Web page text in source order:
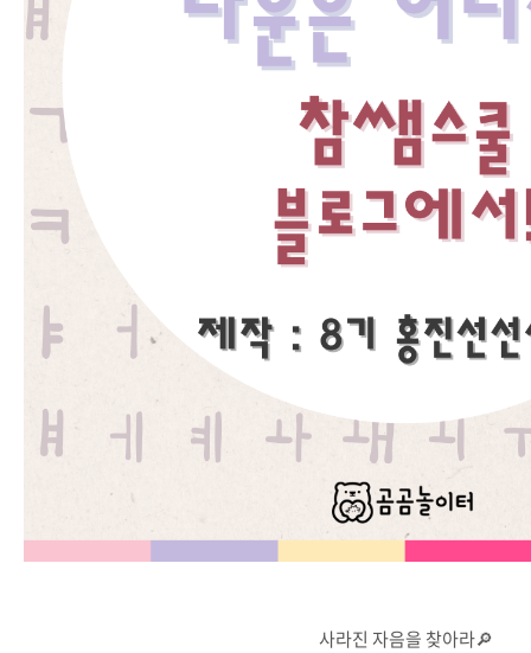
사라진 자음을 찾아라🔎